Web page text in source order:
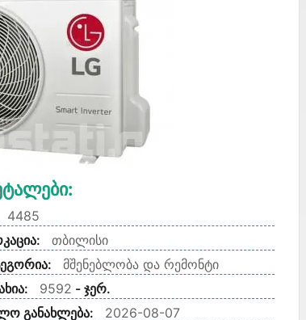
4485
თბილისი
მშენებლობა და რემონტი
9592 - ჯერ.
განახლება:
2026-08-07